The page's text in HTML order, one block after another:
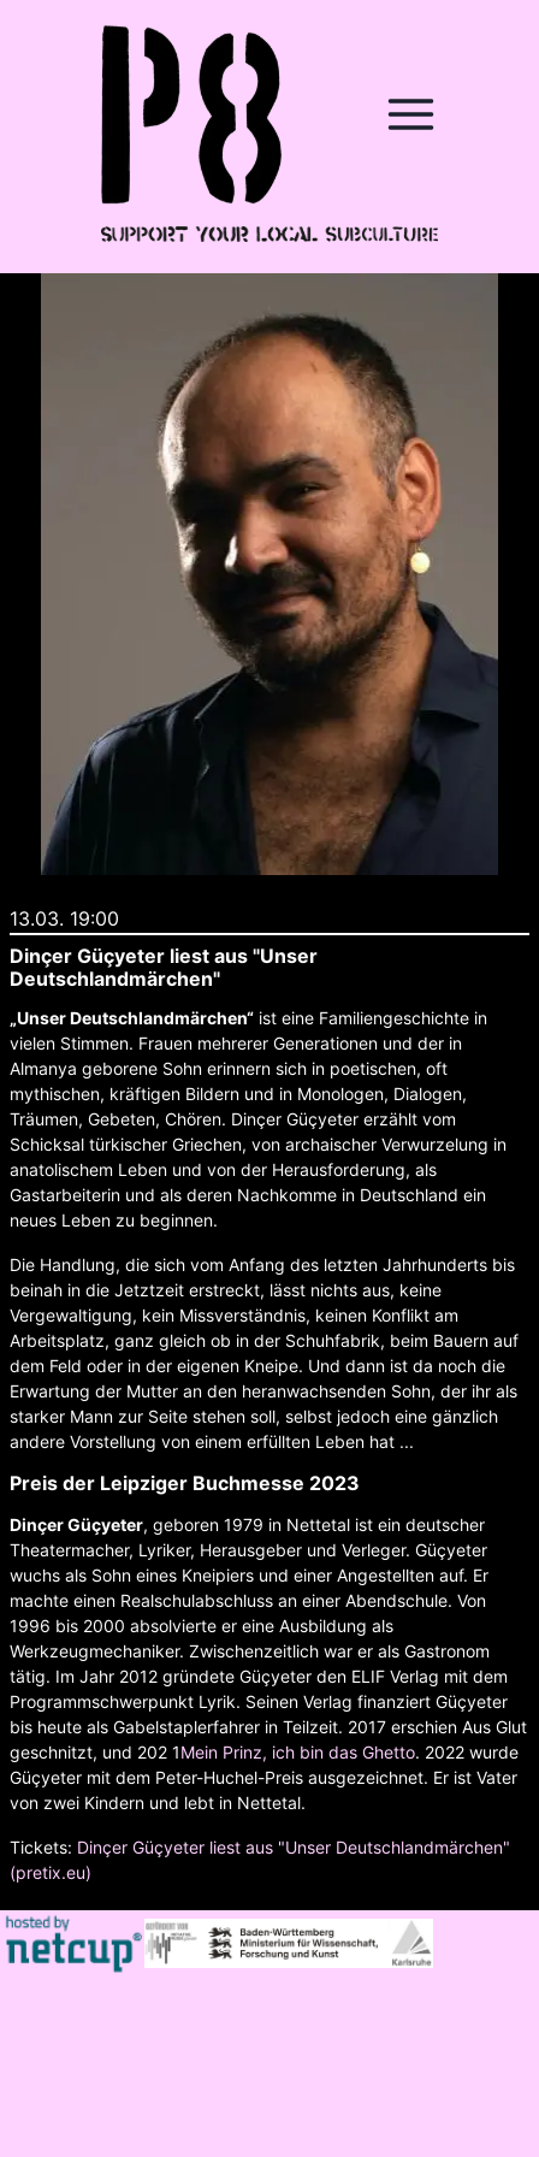
13.03. 19:00
Dinçer Güçyeter liest aus "Unser
Deutschlandmärchen"
„Unser Deutschlandmärchen“ ist eine Familiengeschichte in
vielen Stimmen. Frauen mehrerer Generationen und der in
Almanya geborene Sohn erinnern sich in poetischen, oft
mythischen, kräftigen Bildern und in Monologen, Dialogen,
Träumen, Gebeten, Chören. Dinçer Güçyeter erzählt vom
Schicksal türkischer Griechen, von archaischer Verwurzelung in
anatolischem Leben und von der Herausforderung, als
Gastarbeiterin und als deren Nachkomme in Deutschland ein
neues Leben zu beginnen.
Die Handlung, die sich vom Anfang des letzten Jahrhunderts bis
beinah in die Jetztzeit erstreckt, lässt nichts aus, keine
Vergewaltigung, kein Missverständnis, keinen Konflikt am
Arbeitsplatz, ganz gleich ob in der Schuhfabrik, beim Bauern auf
dem Feld oder in der eigenen Kneipe. Und dann ist da noch die
Erwartung der Mutter an den heranwachsenden Sohn, der ihr als
starker Mann zur Seite stehen soll, selbst jedoch eine gänzlich
andere Vorstellung von einem erfüllten Leben hat ...
Preis der Leipziger Buchmesse 2023
Dinçer Güçyeter, geboren 1979 in Nettetal ist ein deutscher
Theatermacher, Lyriker, Herausgeber und Verleger. Güçyeter
wuchs als Sohn eines Kneipiers und einer Angestellten auf. Er
machte einen Realschulabschluss an einer Abendschule. Von
1996 bis 2000 absolvierte er eine Ausbildung als
Werkzeugmechaniker. Zwischenzeitlich war er als Gastronom
tätig. Im Jahr 2012 gründete Güçyeter den ELIF Verlag mit dem
Programmschwerpunkt Lyrik. Seinen Verlag finanziert Güçyeter
bis heute als Gabelstaplerfahrer in Teilzeit. 2017 erschien Aus Glut
geschnitzt, und 202 1Mein Prinz, ich bin das Ghetto. 2022 wurde
Güçyeter mit dem Peter-Huchel-Preis ausgezeichnet. Er ist Vater
von zwei Kindern und lebt in Nettetal.
Tickets: Dinçer Güçyeter liest aus "Unser Deutschlandmärchen"
(pretix.eu)